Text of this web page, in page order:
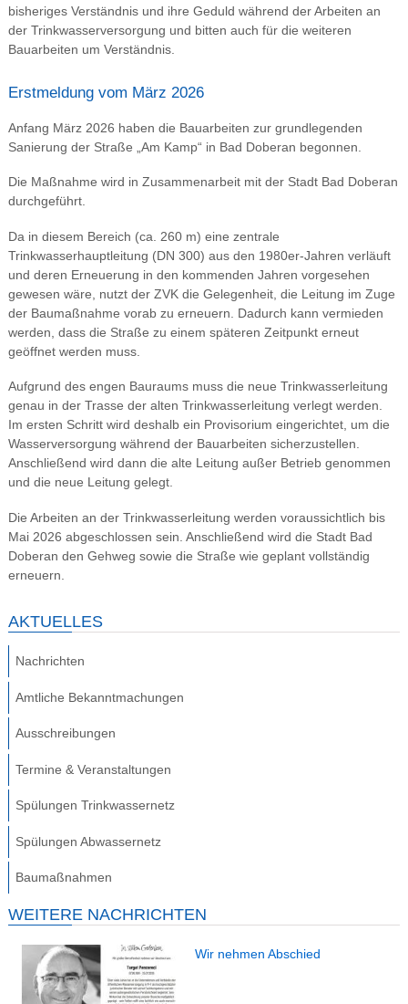
bisheriges Verständnis und ihre Geduld während der Arbeiten an
der Trinkwasserversorgung und bitten auch für die weiteren
Bauarbeiten um Verständnis.
Erstmeldung vom März 2026
Anfang März 2026 haben die Bauarbeiten zur grundlegenden
Sanierung der Straße „Am Kamp“ in Bad Doberan begonnen.
Die Maßnahme wird in Zusammenarbeit mit der Stadt Bad Doberan
durchgeführt.
Da in diesem Bereich (ca. 260 m) eine zentrale
Trinkwasserhauptleitung (DN 300) aus den 1980er-Jahren verläuft
und deren Erneuerung in den kommenden Jahren vorgesehen
gewesen wäre, nutzt der ZVK die Gelegenheit, die Leitung im Zuge
der Baumaßnahme vorab zu erneuern. Dadurch kann vermieden
werden, dass die Straße zu einem späteren Zeitpunkt erneut
geöffnet werden muss.
Aufgrund des engen Bauraums muss die neue Trinkwasserleitung
genau in der Trasse der alten Trinkwasserleitung verlegt werden.
Im ersten Schritt wird deshalb ein Provisorium eingerichtet, um die
Wasserversorgung während der Bauarbeiten sicherzustellen.
Anschließend wird dann die alte Leitung außer Betrieb genommen
und die neue Leitung gelegt.
Die Arbeiten an der Trinkwasserleitung werden voraussichtlich bis
Mai 2026 abgeschlossen sein. Anschließend wird die Stadt Bad
Doberan den Gehweg sowie die Straße wie geplant vollständig
erneuern.
AKTUELLES
Nachrichten
Amtliche Bekanntmachungen
Ausschreibungen
Termine & Veranstaltungen
Spülungen Trinkwassernetz
Spülungen Abwassernetz
Baumaßnahmen
WEITERE NACHRICHTEN
Wir nehmen Abschied